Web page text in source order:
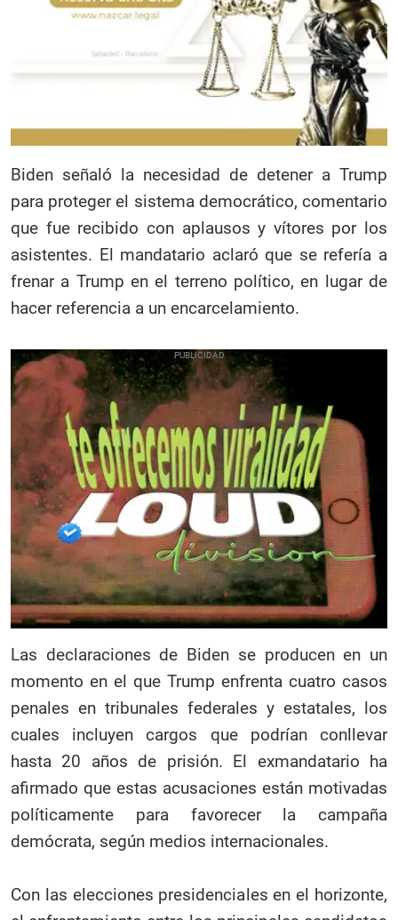
Biden señaló la necesidad de detener a Trump
para proteger el sistema democrático, comentario
que fue recibido con aplausos y vítores por los
asistentes. El mandatario aclaró que se refería a
frenar a Trump en el terreno político, en lugar de
hacer referencia a un encarcelamiento.
Las declaraciones de Biden se producen en un
momento en el que Trump enfrenta cuatro casos
penales en tribunales federales y estatales, los
cuales incluyen cargos que podrían conllevar
hasta 20 años de prisión. El exmandatario ha
afirmado que estas acusaciones están motivadas
políticamente para favorecer la campaña
demócrata, según medios internacionales.
Con las elecciones presidenciales en el horizonte,